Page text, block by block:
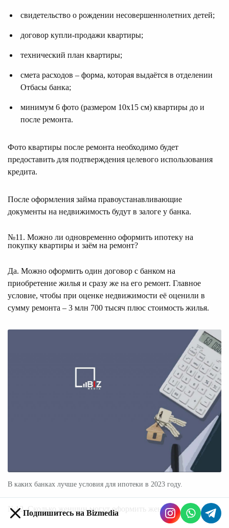
свидетельство о рождении несовершеннолетних детей;
договор купли-продажи квартиры;
технический план квартиры;
смета расходов – форма, которая выдаётся в отделении
Отбасы банка;
минимум 6 фото (размером 10х15 см) квартиры до и
после ремонта.
Фото квартиры после ремонта необходимо будет
предоставить для подтверждения целевого использования
кредита.
После оформления займа правоустанавливающие
документы на недвижимость будут в залоге у банка.
№11. Можно ли одновременно оформить ипотеку на
покупку квартиры и заём на ремонт?
Да. Можно оформить один договор с банком на
приобретение жилья и сразу же на его ремонт. Главное
условие, чтобы при оценке недвижимости её оценили в
сумму ремонта – 3 млн 700 тысяч плюс стоимость жилья.
В каких банках лучше условия для ипотеки в 2023 году.
№12. Сколько женщин могут оформить женскую ипотеку?
Подпишитесь на Bizmedia